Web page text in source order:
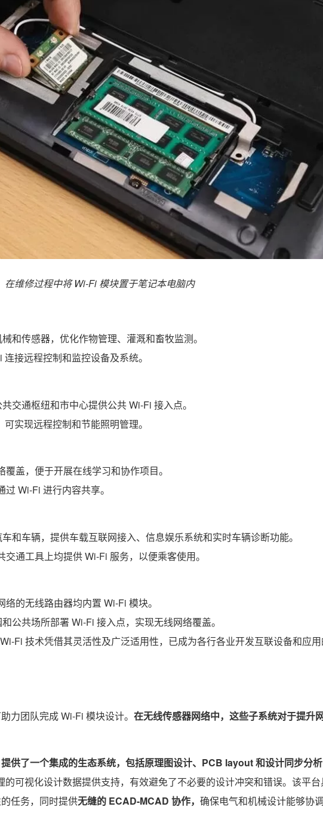
在维修过程中将 Wi-Fi 模块置于笔记本电脑内
和传感器，优化作物管理、灌溉和畜牧监测。
接远程控制和监控设备及系统。
交通枢纽和市中心提供公共 Wi-Fi 接入点。
实现远程控制和节能照明管理。
盖，便于开展在线学习和协作项目。
过 Wi-Fi 进行内容共享。
和车辆，提供车载互联网接入、信息娱乐系统和实时车辆诊断功能。
通工具上均提供 Wi-Fi 服务，以便乘客使用。
的无线路由器均内置 Wi-Fi 模块。
公共场所部署 Wi-Fi 接入点，实现无线网络覆盖。
Fi 技术凭借其灵活性及广泛适用性，已成为各行各业开发互联设备和应
力团队完成 Wi-Fi 模块设计。 在无线传感器网络中，这些子系统对于提升
供了一个集成的生态系统，包括原理图设计、PCB layout 和设计同步分
的可视化设计数据提供支持，有效避免了不必要的设计冲突和错误。该平
任务，同时提供无缝的 ECAD-MCAD 协作， 确保电气和机械设计能够协调